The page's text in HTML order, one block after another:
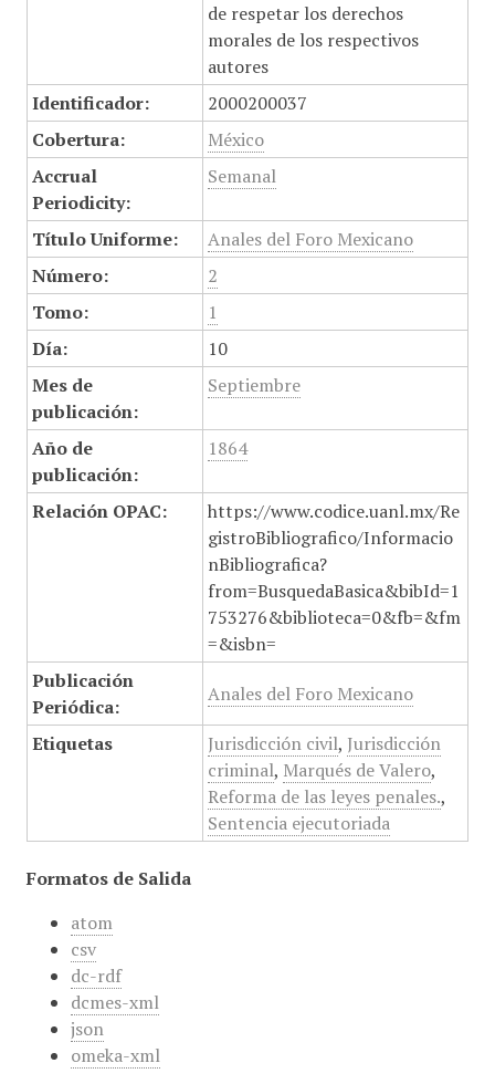
de respetar los derechos
morales de los respectivos
autores
Identificador:
2000200037
Cobertura:
México
Accrual
Periodicity:
Semanal
Título Uniforme:
Anales del Foro Mexicano
Número:
2
Tomo:
1
Día:
10
Mes de
publicación:
Septiembre
Año de
publicación:
1864
Relación OPAC:
https://www.codice.uanl.mx/Re
gistroBibliografico/Informacio
nBibliografica?
from=BusquedaBasica&bibId=1
753276&biblioteca=0&fb=&fm
=&isbn=
Publicación
Periódica:
Anales del Foro Mexicano
Etiquetas Jurisdicción civil, Jurisdicción
criminal, Marqués de Valero,
Reforma de las leyes penales.,
Sentencia ejecutoriada
Formatos de Salida
atom
csv
dc-rdf
dcmes-xml
json
omeka-xml